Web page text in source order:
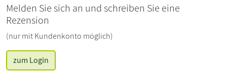
Melden Sie sich an und schreiben Sie eine
Rezension
(nur mit Kundenkonto möglich)
zum Login